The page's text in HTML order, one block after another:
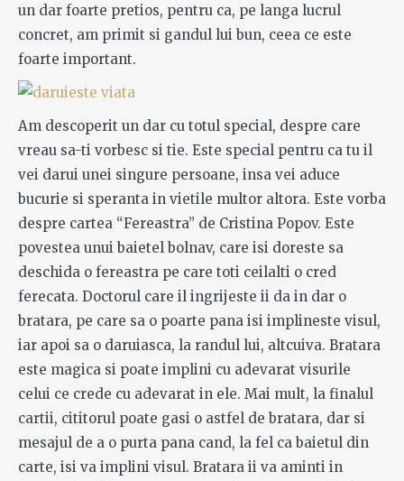
un dar foarte pretios, pentru ca, pe langa lucrul
concret, am primit si gandul lui bun, ceea ce este
foarte important.
Am descoperit un dar cu totul special, despre care
vreau sa-ti vorbesc si tie. Este special pentru ca tu il
vei darui unei singure persoane, insa vei aduce
bucurie si speranta in vietile multor altora. Este vorba
despre cartea “Fereastra” de Cristina Popov. Este
povestea unui baietel bolnav, care isi doreste sa
deschida o fereastra pe care toti ceilalti o cred
ferecata. Doctorul care il ingrijeste ii da in dar o
bratara, pe care sa o poarte pana isi implineste visul,
iar apoi sa o daruiasca, la randul lui, altcuiva. Bratara
este magica si poate implini cu adevarat visurile
celui ce crede cu adevarat in ele. Mai mult, la finalul
cartii, cititorul poate gasi o astfel de bratara, dar si
mesajul de a o purta pana cand, la fel ca baietul din
carte, isi va implini visul. Bratara ii va aminti in